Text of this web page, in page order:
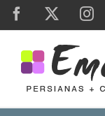
Skip
Facebook